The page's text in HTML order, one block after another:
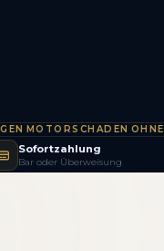
·OHNE TÜV·
Sofortzahlung
Bar oder Überweisung